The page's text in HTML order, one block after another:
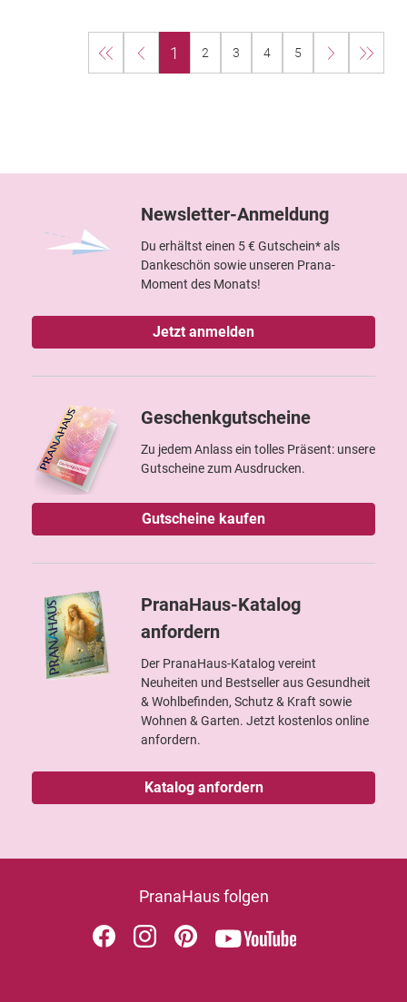
1 2 3 4 5
Newsletter-Anmeldung
Du erhältst einen 5 € Gutschein* als
Dankeschön sowie unseren Prana-
Moment des Monats!
Jetzt anmelden
Geschenkgutscheine
Zu jedem Anlass ein tolles Präsent: unsere
Gutscheine zum Ausdrucken.
Gutscheine kaufen
PranaHaus-Katalog
anfordern
Der PranaHaus-Katalog vereint
Neuheiten und Bestseller aus Gesundheit
& Wohlbefinden, Schutz & Kraft sowie
Wohnen & Garten. Jetzt kostenlos online
anfordern.
Katalog anfordern
PranaHaus folgen